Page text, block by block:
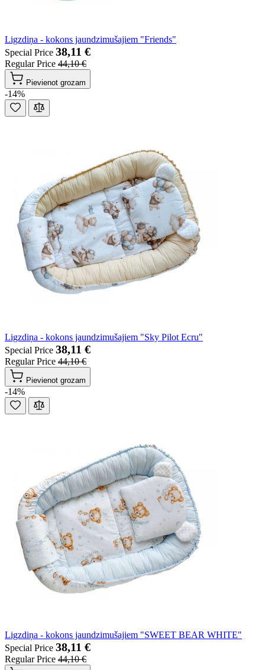
Ligzdiņa - kokons jaundzimušajiem "Friends"
Special Price 38,11 €
Regular Price 44,10 €
Pievienot grozam
-14%
Ligzdiņa - kokons jaundzimušajiem "Sky Pilot Ecru"
Special Price 38,11 €
Regular Price 44,10 €
Pievienot grozam
-14%
Ligzdiņa - kokons jaundzimušajiem "SWEET BEAR WHITE"
Special Price 38,11 €
Regular Price 44,10 €